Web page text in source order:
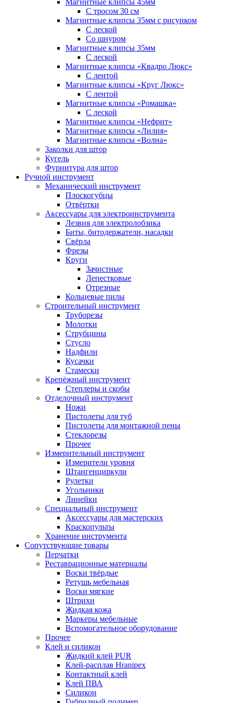
С тросом 30 см
Магнитные клипсы 35мм с рисунком
С леской
Со шнуром
Магнитные клипсы 35мм
С леской
Магнитные клипсы «Квадро Люкс»
С лентой
Магнитные клипсы «Круг Люкс»
С лентой
Магнитные клипсы «Ромашка»
С леской
Магнитные клипсы «Нефрит»
Магнитные клипсы «Лилия»
Магнитные клипсы «Волна»
Заколки для штор
Кугель
Фурнитура для штор
Ручной инструмент
Механический инструмент
Плоскогубцы
Отвёртки
Аксессуары для электроинструмента
Лезвия для электролобзика
Биты, битодержатели, насадки
Свёрла
Фрезы
Круги
Зачистные
Лепестковые
Отрезные
Кольцевые пилы
Строительный инструмент
Труборезы
Молотки
Струбцины
Стусло
Надфили
Кусачки
Стамески
Крепёжный инструмент
Степлеры и скобы
Отделочный инструмент
Ножи
Пистолеты для туб
Пистолеты для монтажной пены
Стеклорезы
Прочее
Измерительный инструмент
Измерители уровня
Штангенциркули
Рулетки
Угольники
Линейки
Специальный инструмент
Аксессуары для мастерских
Краскопульты
Хранение инструмента
Сопутствующие товары
Перчатки
Реставрационные материалы
Воски твёрдые
Ретушь мебельная
Воски мягкие
Штрихи
Жидкая кожа
Маркеры мебельные
Вспомогательное оборудование
Прочее
Клей и силикон
Жидкий клей PUR
Клей-расплав Hranipex
Контактный клей
Клей ПВА
Силикон